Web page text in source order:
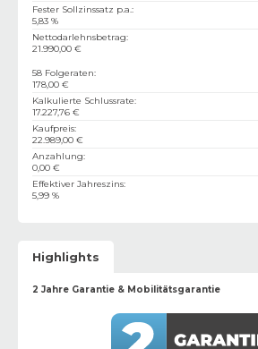
Fester Sollzinssatz p.a.:
5,83 %
Nettodarlehnsbetrag:
21.990,00 €
58 Folgeraten:
178,00 €
Kalkulierte Schlussrate:
17.227,76 €
Kaufpreis:
22.989,00 €
Anzahlung:
0,00 €
Effektiver Jahreszins:
5,99 %
Highlights
2 Jahre Garantie & Mobilitätsgarantie